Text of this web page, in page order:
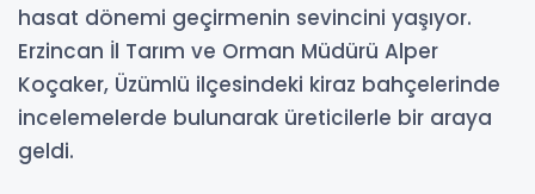
hasat dönemi geçirmenin sevincini yaşıyor.
Erzincan İl Tarım ve Orman Müdürü Alper
Koçaker, Üzümlü ilçesindeki kiraz bahçelerinde
incelemelerde bulunarak üreticilerle bir araya
geldi.